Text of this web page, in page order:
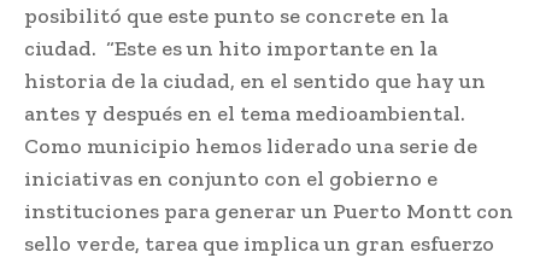
posibilitó que este punto se concrete en la
ciudad. “Este es un hito importante en la
historia de la ciudad, en el sentido que hay un
antes y después en el tema medioambiental.
Como municipio hemos liderado una serie de
iniciativas en conjunto con el gobierno e
instituciones para generar un Puerto Montt con
sello verde, tarea que implica un gran esfuerzo